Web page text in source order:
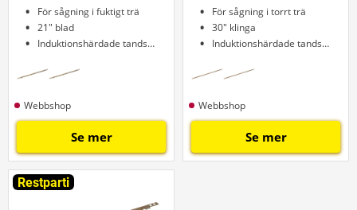
För sågning i fuktigt trä
21" blad
Induktionshärdade tandspetsar
Webbshop
Se mer
För sågning i torrt trä
30" klinga
Induktionshärdade tandspetsar
Webbshop
Se mer
Restparti